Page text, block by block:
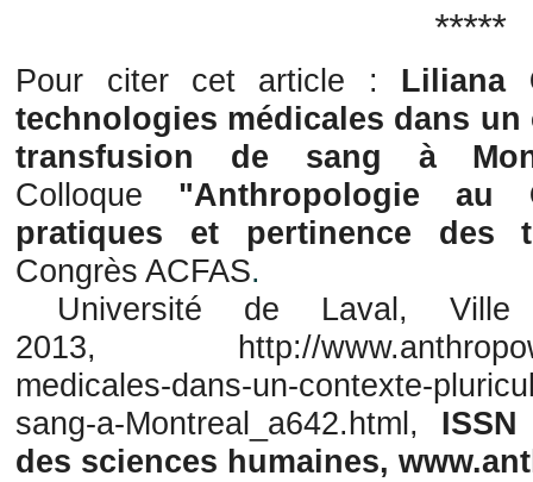
*****
Pour citer cet article : Liliana
technologies médicales dans
transfusion de sang à
Colloque "Anthropologie au
pratiques et pertinence des
Congrès ACFAS.
Université de Laval,
2013, http://
medicales-dans-un-contexte-
sang-a-Montreal_a642.html,
des sciences humaines,